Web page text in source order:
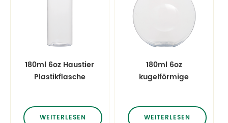
180ml 6oz Haustier
Plastikflasche
WEITERLESEN
180ml 6oz
kugelförmige
WEITERLESEN